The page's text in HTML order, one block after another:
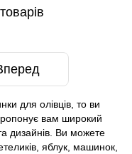
для олівців, то ви
вам широкий
дизайнів. Ви можете
яблук, машинок,